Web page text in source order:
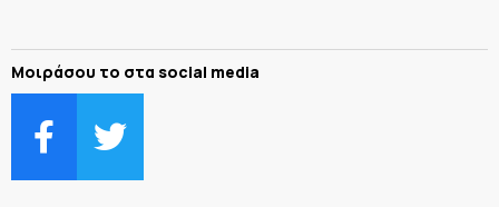
Μοιράσου το στα social media